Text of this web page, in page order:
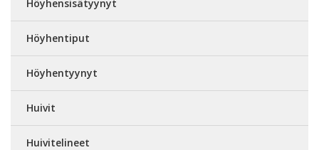
Höyhensisätyynyt
Höyhentiput
Höyhentyynyt
Huivit
Huivitelineet